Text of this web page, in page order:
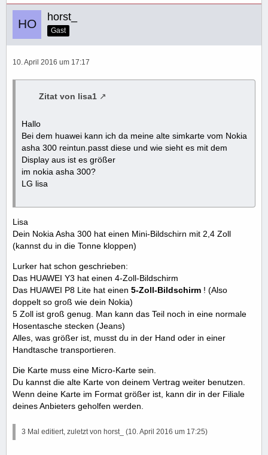
horst_
Gast
10. April 2016 um 17:17
Zitat von lisa1
Hallo
Bei dem huawei kann ich da meine alte simkarte vom Nokia
asha 300 reintun.passt diese und wie sieht es mit dem
Display aus ist es größer
im nokia asha 300?
LG lisa
Lisa
Dein Nokia Asha 300 hat einen Mini-Bildschirn mit 2,4 Zoll
(kannst du in die Tonne kloppen)
Lurker hat schon geschrieben:
Das HUAWEI Y3 hat einen 4-Zoll-Bildschirm
Das HUAWEI P8 Lite hat einen 5-Zoll-Bildschirm ! (Also
doppelt so groß wie dein Nokia)
5 Zoll ist groß genug. Man kann das Teil noch in eine normale
Hosentasche stecken (Jeans)
Alles, was größer ist, musst du in der Hand oder in einer
Handtasche transportieren.
Die Karte muss eine Micro-Karte sein.
Du kannst die alte Karte von deinem Vertrag weiter benutzen.
Wenn deine Karte im Format größer ist, kann dir in der Filiale
deines Anbieters geholfen werden.
3 Mal editiert, zuletzt von horst_ (10. April 2016 um 17:25)